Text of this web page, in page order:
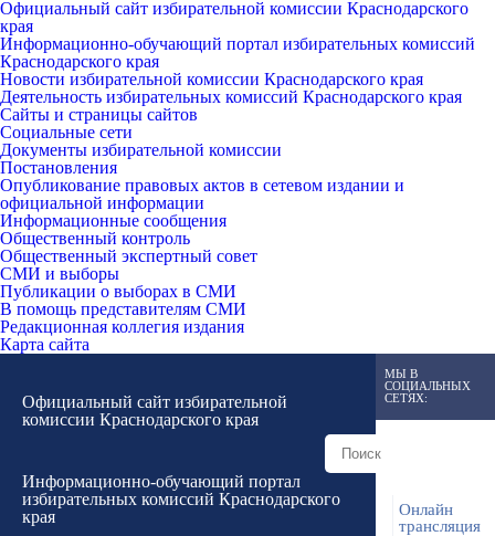
Официальный сайт избирательной комиссии Краснодарского
края
Информационно-обучающий портал избирательных комиссий
Краснодарского края
Новости избирательной комиссии Краснодарского края
Деятельность избирательных комиссий Краснодарского края
Сайты и страницы сайтов
Социальные сети
Документы избирательной комиссии
Постановления
Опубликование правовых актов в сетевом издании и
официальной информации
Информационные сообщения
Общественный контроль
Общественный экспертный совет
СМИ и выборы
Публикации о выборах в СМИ
В помощь представителям СМИ
Редакционная коллегия издания
Карта сайта
Официальный сайт избирательной
комиссии Краснодарского края
Информационно-обучающий портал
избирательных комиссий Краснодарского
края
МЫ В
СОЦИАЛЬНЫХ
СЕТЯХ:
Онлайн
трансляция